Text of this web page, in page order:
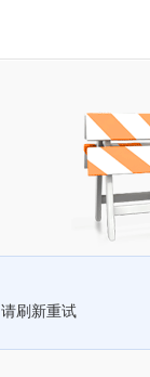
刷新重试